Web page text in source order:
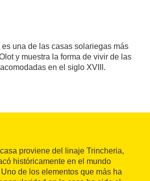
una de las casas solariegas más
y muestra la forma de vivir de las
en el siglo XVIII.
proviene del linaje Trincheria,
históricamente en el mundo
de los elementos que más ha